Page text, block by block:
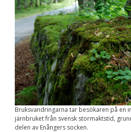
Bruksvandringarna tar besökaren på en
järnbruket från svensk stormaktstid,
delen av Enångers socken.